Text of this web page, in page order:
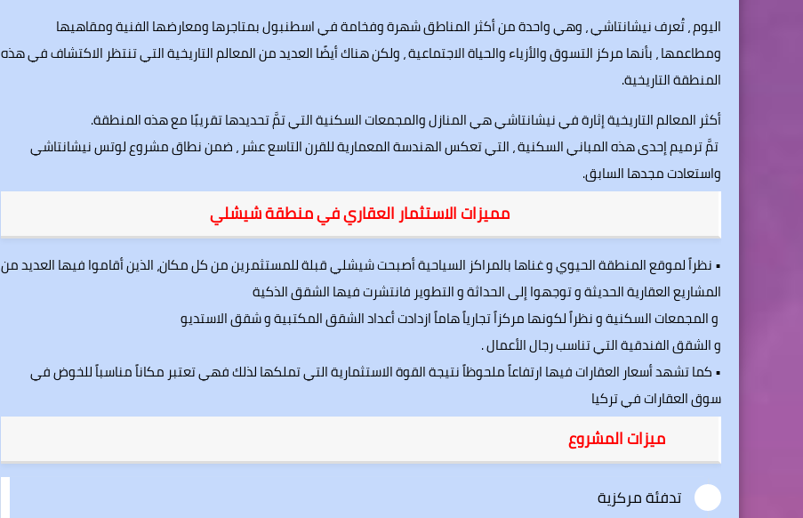
اليوم ، تُعرف نيشانتاشي ، وهي واحدة من أكثر المناطق شهرة وفخامة في اسطنبول بمتاجرها ومعارضها الفنية ومقاهيها
ومطاعمها ، بأنها مركز التسوق والأزياء والحياة الاجتماعية ، ولكن هناك أيضًا العديد من المعالم التاريخية التي تنتظر الاكتشاف في هذه
المنطقة التاريخية.
أكثر المعالم التاريخية إثارة في نيشانتاشي هي المنازل والمجمعات السكنية التي تمَّ تحديدها تقريبًا مع هذه المنطقة.
تمَّ ترميم إحدى هذه المباني السكنية ، التي تعكس الهندسة المعمارية للقرن التاسع عشر ، ضمن نطاق مشروع لوتس نيشانتاشي
واستعادت مجدها السابق.
مميزات الاستثمار العقاري في منطقة شيشلي
• نظراً لموقع المنطقة الحيوي و غناها بالمراكز السياحية أصبحت شيشلي قبلة للمستثمرين من كل مكان، الذين أقاموا فيها العديد من
المشاريع العقارية الحديثة و توجهوا إلى الحداثة و التطوير فانتشرت فيها الشقق الذكية
و المجمعات السكنية و نظراً لكونها مركزاً تجارياً هاماً ازدادت أعداد الشقق المكتبية و شقق الاستديو
و الشقق الفندقية التي تناسب رجال الأعمال .
• كما تشهد أسعار العقارات فيها ارتفاعاً ملحوظاً نتيجة القوة الاستثمارية التي تملكها لذلك فهي تعتبر مكاناً مناسباً للخوض في
سوق العقارات في تركيا
ميزات المشروع
تدفئة مركزية